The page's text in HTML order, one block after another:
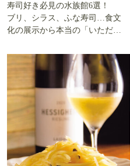
寿司好き必見の水族館6選！
ブリ、シラス、ふな寿司…食文
化の展示から本当の「いただき